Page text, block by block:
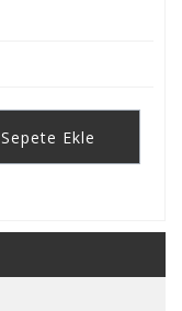
Sepete Ekle